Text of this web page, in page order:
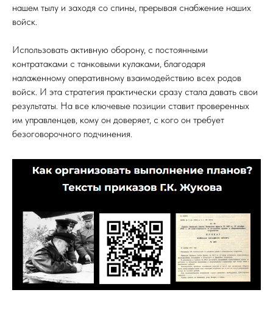
нашем тылу и заходя со спины, прерывая снабжение наших
войск.
Использовать активную оборону, с постоянными
контратаками с танковыми кулаками, благодаря
налаженному оперативному взаимодействию всех родов
войск. И эта стратегия практически сразу стала давать свои
результаты. На все ключевые позиции ставит проверенных
им управленцев, кому он доверяет, с кого он требует
безоговорочного подчинения.